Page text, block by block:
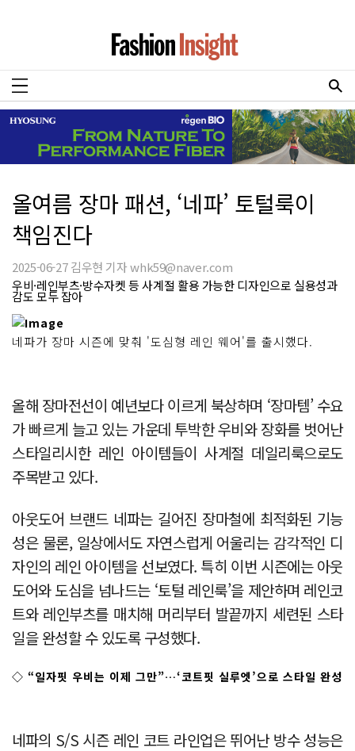
올여름 장마 패션, ‘네파’ 토털룩이
책임진다
2025-06-27 김우현 기자 whk59@naver.com
우비·레인부츠·방수자켓 등 사계절 활용 가능한 디자인으로 실용성과
감도 모두 잡아
네파가 장마 시즌에 맞춰 '도심형 레인 웨어'를 출시했다.
올해 장마전선이 예년보다 이르게 북상하며 ‘장마템’ 수요
가 빠르게 늘고 있는 가운데 투박한 우비와 장화를 벗어난
스타일리시한 레인 아이템들이 사계절 데일리룩으로도
주목받고 있다.
아웃도어 브랜드 네파는 길어진 장마철에 최적화된 기능
성은 물론, 일상에서도 자연스럽게 어울리는 감각적인 디
자인의 레인 아이템을 선보였다. 특히 이번 시즌에는 아웃
도어와 도심을 넘나드는 ‘토털 레인룩’을 제안하며 레인코
트와 레인부츠를 매치해 머리부터 발끝까지 세련된 스타
일을 완성할 수 있도록 구성했다.
◇ “일자핏 우비는 이제 그만”…‘코트핏 실루엣’으로 스타일 완성
네파의 S/S 시즌 레인 코트 라인업은 뛰어난 방수 성능은